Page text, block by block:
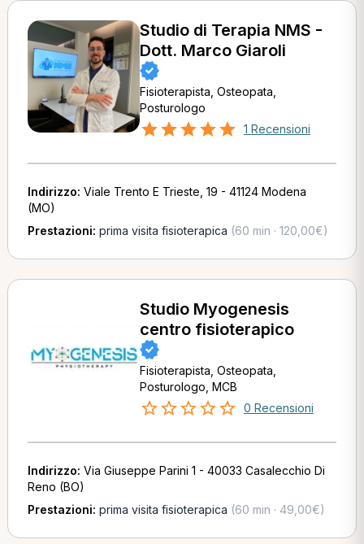
Studio di Terapia NMS -
Dott. Marco Giaroli
Fisioterapista, Osteopata,
Posturologo
1 Recensioni
Indirizzo: Viale Trento E Trieste, 19 - 41124 Modena
(MO)
Prestazioni: prima visita fisioterapica (60 min · 120,00€)
Studio Myogenesis
centro fisioterapico
Fisioterapista, Osteopata,
Posturologo, MCB
0 Recensioni
Indirizzo: Via Giuseppe Parini 1 - 40033 Casalecchio Di
Reno (BO)
Prestazioni: prima visita fisioterapica (60 min · 49,00€)